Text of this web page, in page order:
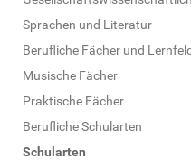
Sprachen und Literatur
Berufliche Fächer und
Musische Fächer
Praktische Fächer
Berufliche Schularten
Schularten